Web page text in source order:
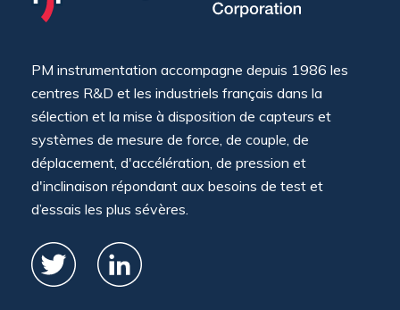
PM instrumentation accompagne depuis 1986 les
centres R&D et les industriels français dans la
sélection et la mise à disposition de capteurs et
systèmes de mesure de force, de couple, de
déplacement, d'accélération, de pression et
d'inclinaison répondant aux besoins de test et
d’essais les plus sévères.